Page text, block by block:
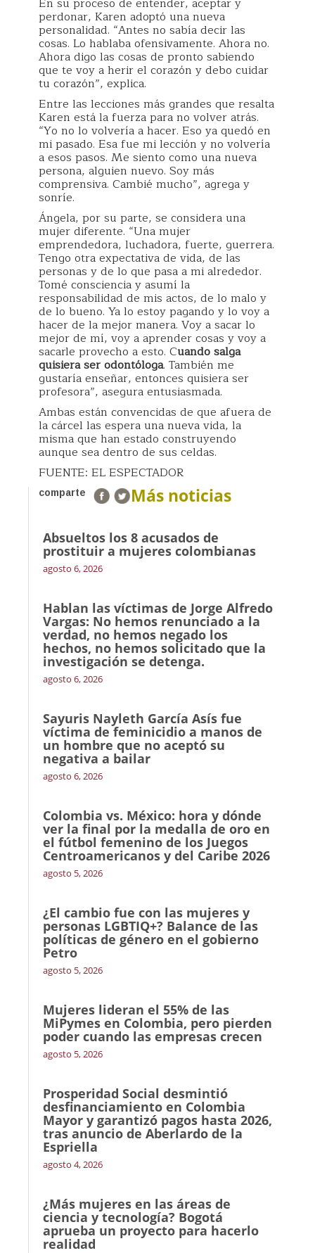
perdonar, Karen adoptó una nueva
personalidad. “Antes no sabía decir las
cosas. Lo hablaba ofensivamente. Ahora no.
Ahora digo las cosas de pronto sabiendo
que te voy a herir el corazón y debo cuidar
tu corazón”, explica.
Entre las lecciones más grandes que resalta
Karen está la fuerza para no volver atrás.
“Yo no lo volvería a hacer. Eso ya quedó en
mi pasado. Esa fue mi lección y no volvería
a esos pasos. Me siento como una nueva
persona, alguien nuevo. Soy más
comprensiva. Cambié mucho”, agrega y
sonríe.
Ángela, por su parte, se considera una
mujer diferente. “Una mujer
emprendedora, luchadora, fuerte, guerrera.
Tengo otra expectativa de vida, de las
personas y de lo que pasa a mi alrededor.
Tomé consciencia y asumí la
responsabilidad de mis actos, de lo malo y
de lo bueno. Ya lo estoy pagando y lo voy a
hacer de la mejor manera. Voy a sacar lo
mejor de mí, voy a aprender cosas y voy a
sacarle provecho a esto. Cuando salga
quisiera ser odontóloga. También me
gustaría enseñar, entonces quisiera ser
profesora”, asegura entusiasmada.
Ambas están convencidas de que afuera de
la cárcel las espera una nueva vida, la
misma que han estado construyendo
aunque sea dentro de sus celdas.
FUENTE: EL ESPECTADOR
comparte Más noticias
Absueltos los 8 acusados de
prostituir a mujeres colombianas
agosto 6, 2026
Hablan las víctimas de Jorge Alfredo
Vargas: No hemos renunciado a la
verdad, no hemos negado los
hechos, no hemos solicitado que la
investigación se detenga.
agosto 6, 2026
Sayuris Nayleth García Asís fue
víctima de feminicidio a manos de
un hombre que no aceptó su
negativa a bailar
agosto 6, 2026
Colombia vs. México: hora y dónde
ver la final por la medalla de oro en
el fútbol femenino de los Juegos
Centroamericanos y del Caribe 2026
agosto 5, 2026
¿El cambio fue con las mujeres y
personas LGBTIQ+? Balance de las
políticas de género en el gobierno
Petro
agosto 5, 2026
Mujeres lideran el 55% de las
MiPymes en Colombia, pero pierden
poder cuando las empresas crecen
agosto 5, 2026
Prosperidad Social desmintió
desfinanciamiento en Colombia
Mayor y garantizó pagos hasta 2026,
tras anuncio de Aberlardo de la
Espriella
agosto 4, 2026
¿Más mujeres en las áreas de
ciencia y tecnología? Bogotá
aprueba un proyecto para hacerlo
realidad